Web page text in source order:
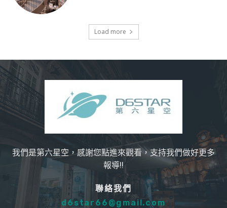
Load more
我們是第六星空，感謝您點進來觀看，支持我們做好更多
報導!!
聯絡我們
d6star66@gmail.com